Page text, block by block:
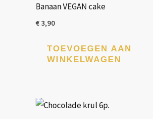
Banaan VEGAN cake
€3,90
TOEVOEGEN AAN
WINKELWAGEN